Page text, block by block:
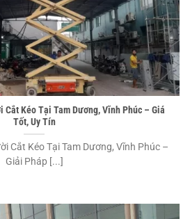
Cắt Kéo Tại Tam Dương, Vĩnh Phúc – Giá
Tốt, Uy Tín
Cắt Kéo Tại Tam Dương, Vĩnh Phúc –
Giải Pháp [...]